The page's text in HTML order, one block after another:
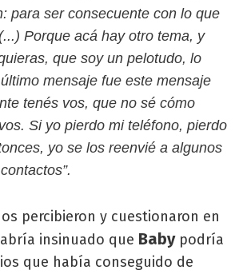
para ser consecuente con lo que
Porque acá hay otro tema, y
que soy un pelotudo, lo
mensaje fue este mensaje
tenés vos, que no sé cómo
Si yo pierdo mi teléfono, pierdo
yo se los reenvié a algunos
percibieron y cuestionaron en
insinuado que Babypodría
que había conseguido de